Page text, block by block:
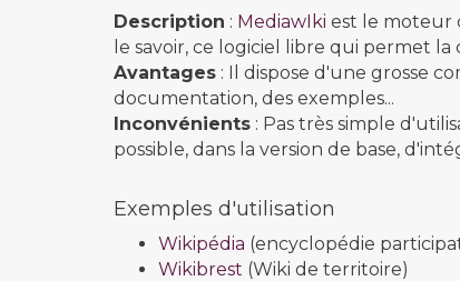
Description : MediawIki est le moteur
le savoir, ce logiciel libre qui permet la
Avantages : Il dispose d'une grosse
documentation, des exemples...
Inconvénients : Pas très simple
possible, dans la version de base,
Exemples d'utilisation
Wikipédia (encyclopédie
Wikibrest (Wiki de territoire)